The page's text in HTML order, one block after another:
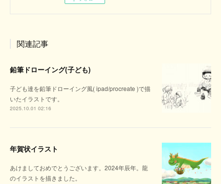
関連記事
鉛筆ドローイング(子ども)
子ども達を鉛筆ドローイング風( ipad/procreate )で描
いたイラストです。
2025.10.01 02:16
年賀状イラスト
あけましておめでとうございます。2024年辰年。龍
のイラストを描きました。